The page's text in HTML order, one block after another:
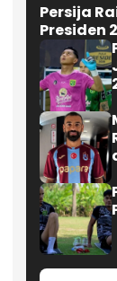
Persija
Presiden